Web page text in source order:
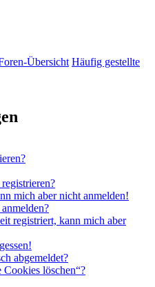
Übersicht Häufig gestellte
mich aber nicht anmelden!
registriert, kann mich aber
abgemeldet?
löschen“?